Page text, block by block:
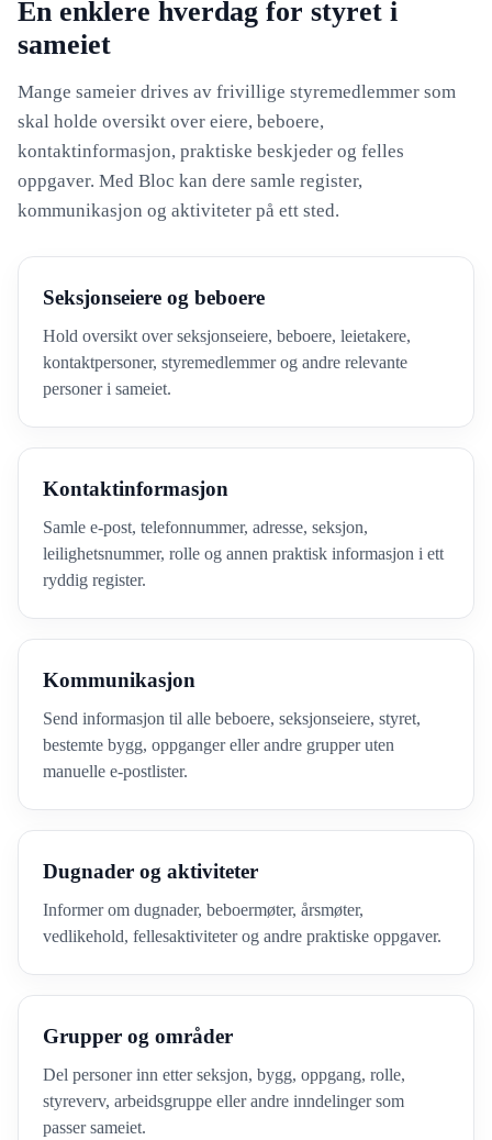
En enklere hverdag for styret i
sameiet
Mange sameier drives av frivillige styremedlemmer som
skal holde oversikt over eiere, beboere,
kontaktinformasjon, praktiske beskjeder og felles
oppgaver. Med Bloc kan dere samle register,
kommunikasjon og aktiviteter på ett sted.
Seksjonseiere og beboere
Hold oversikt over seksjonseiere, beboere, leietakere,
kontaktpersoner, styremedlemmer og andre relevante
personer i sameiet.
Kontaktinformasjon
Samle e-post, telefonnummer, adresse, seksjon,
leilighetsnummer, rolle og annen praktisk informasjon i ett
ryddig register.
Kommunikasjon
Send informasjon til alle beboere, seksjonseiere, styret,
bestemte bygg, oppganger eller andre grupper uten
manuelle e-postlister.
Dugnader og aktiviteter
Informer om dugnader, beboermøter, årsmøter,
vedlikehold, fellesaktiviteter og andre praktiske oppgaver.
Grupper og områder
Del personer inn etter seksjon, bygg, oppgang, rolle,
styreverv, arbeidsgruppe eller andre inndelinger som
passer sameiet.